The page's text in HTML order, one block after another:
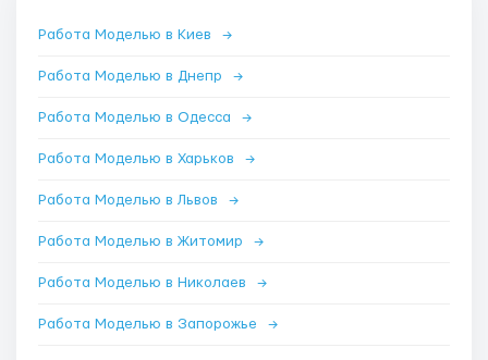
Работа Моделью в Киев →
Работа Моделью в Днепр →
Работа Моделью в Одесса →
Работа Моделью в Харьков →
Работа Моделью в Львов →
Работа Моделью в Житомир →
Работа Моделью в Николаев →
Работа Моделью в Запорожье →